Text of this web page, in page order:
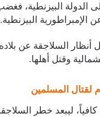
الدولة البيزنطية،
الإمبراطورية البيزنطية.
السلاجقة عن
وقتل أهلها.
لقتال المسلمين
ليبعد خطر